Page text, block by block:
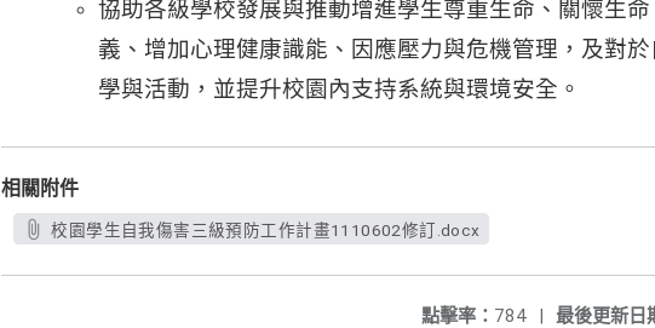
協助各級學校發展與推動增進學生尊重生命、關懷生
義、增加心理健康識能、因應壓力與危機管理，及對
學與活動，並提升校園內支持系統與環境安全。
相關附件
校園學生自我傷害三級預防工作計畫1110602修訂.docx
最後更新日
點擊率： 784 |